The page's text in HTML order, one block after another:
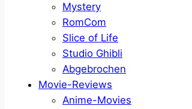
Mystery
RomCom
Slice of Life
Studio Ghibli
Abgebrochen
Movie-Reviews
Anime-Movies